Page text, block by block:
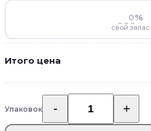
%
свой запас
Итого цена
УпаковокКоличество
товара